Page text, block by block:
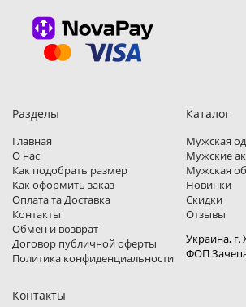
Разделы
Главная
О нас
Как подобрать размер
Как оформить заказ
Оплата та Доставка
Контакты
Обмен и возврат
Договор публичной оферты
Политика конфиденциальности
Каталог
Мужская
Мужские
Мужская
Новинки
Скидки
Отзывы
Украина, г.
ФОП
Контакты